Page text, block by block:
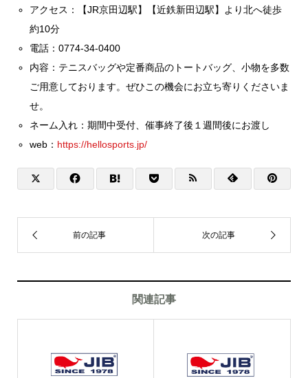
アクセス：【JR京田辺駅】【近鉄新田辺駅】より北へ徒歩
約10分
電話：0774-34-0400
内容：テニスバッグや定番商品のトートバッグ、小物を多数
ご用意しております。ぜひこの機会にお立ち寄りくださいま
せ。
ネーム入れ：期間中受付、催事終了後１週間後にお渡し
web： https://hellosports.jp/
関連記事